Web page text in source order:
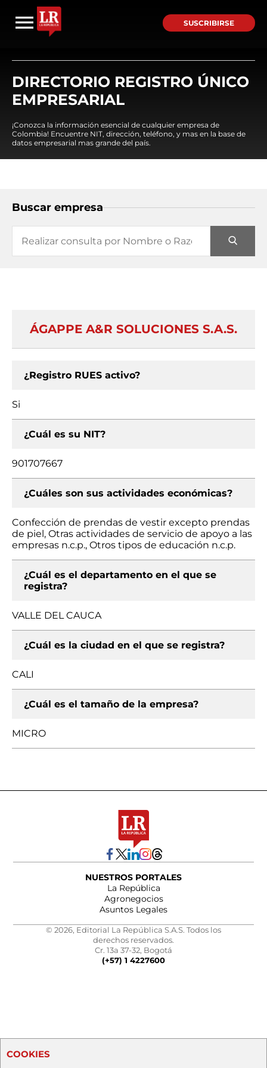
SUSCRIBIRSE
DIRECTORIO REGISTRO ÚNICO
EMPRESARIAL
¡Conozca la información esencial de cualquier empresa de
Colombia! Encuentre NIT, dirección, teléfono, y mas en la base de
datos empresarial mas grande del país.
Buscar empresa
ÁGAPPE A&R SOLUCIONES S.A.S.
¿Registro RUES activo?
Si
¿Cuál es su NIT?
901707667
¿Cuáles son sus actividades económicas?
Confección de prendas de vestir excepto prendas
de piel, Otras actividades de servicio de apoyo a las
empresas n.c.p., Otros tipos de educación n.c.p.
¿Cuál es el departamento en el que se
registra?
VALLE DEL CAUCA
¿Cuál es la ciudad en el que se registra?
CALI
¿Cuál es el tamaño de la empresa?
MICRO
NUESTROS PORTALES
La República
Agronegocios
Asuntos Legales
© 2026, Editorial La República S.A.S. Todos los
derechos reservados.
Cr. 13a 37-32, Bogotá
(+57) 1 4227600
COOKIES